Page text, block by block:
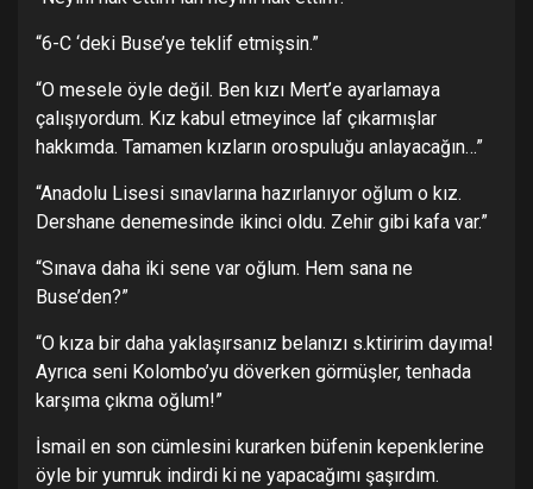
“6-C ‘deki Buse’ye teklif etmişsin.”
“O mesele öyle değil. Ben kızı Mert’e ayarlamaya
çalışıyordum. Kız kabul etmeyince laf çıkarmışlar
hakkımda. Tamamen kızların orospuluğu anlayacağın…”
“Anadolu Lisesi sınavlarına hazırlanıyor oğlum o kız.
Dershane denemesinde ikinci oldu. Zehir gibi kafa var.”
“Sınava daha iki sene var oğlum. Hem sana ne
Buse’den?”
“O kıza bir daha yaklaşırsanız belanızı s.ktiririm dayıma!
Ayrıca seni Kolombo’yu döverken görmüşler, tenhada
karşıma çıkma oğlum!”
İsmail en son cümlesini kurarken büfenin kepenklerine
öyle bir yumruk indirdi ki ne yapacağımı şaşırdım.